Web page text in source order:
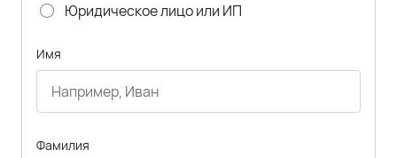
Юридическое лицо или ИП
Имя
Фамилия